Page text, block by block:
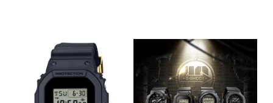
表带采用生物树脂的材质。游环和背刻也会体现40周年的标记。